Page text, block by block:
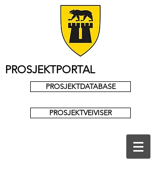
PROSJEKTPORTAL
PROSJEKTDATABASE
PROSJEKTVEIVISER